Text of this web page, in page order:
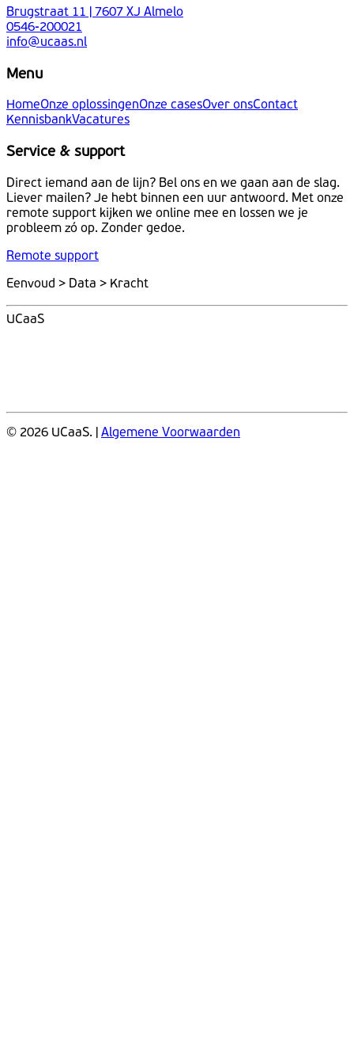
Brugstraat 11 | 7607 XJ Almelo
0546-200021
info@ucaas.nl
Menu
HomeOnze oplossingenOnze casesOver onsContact
KennisbankVacatures
Service & support
Direct iemand aan de lijn? Bel ons en we gaan aan de slag.
Liever mailen? Je hebt binnen een uur antwoord. Met onze
remote support kijken we online mee en lossen we je
probleem zó op. Zonder gedoe.
Remote support
Eenvoud > Data > Kracht
UCaaS
© 2026 UCaaS. | Algemene Voorwaarden